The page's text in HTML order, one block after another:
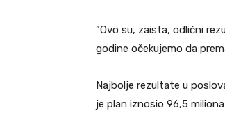
”Ovo su, zaista, odlični
godine očekujemo da
Najbolje rezultate u
je plan iznosio 96,5